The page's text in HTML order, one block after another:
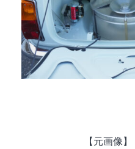
【元画像】